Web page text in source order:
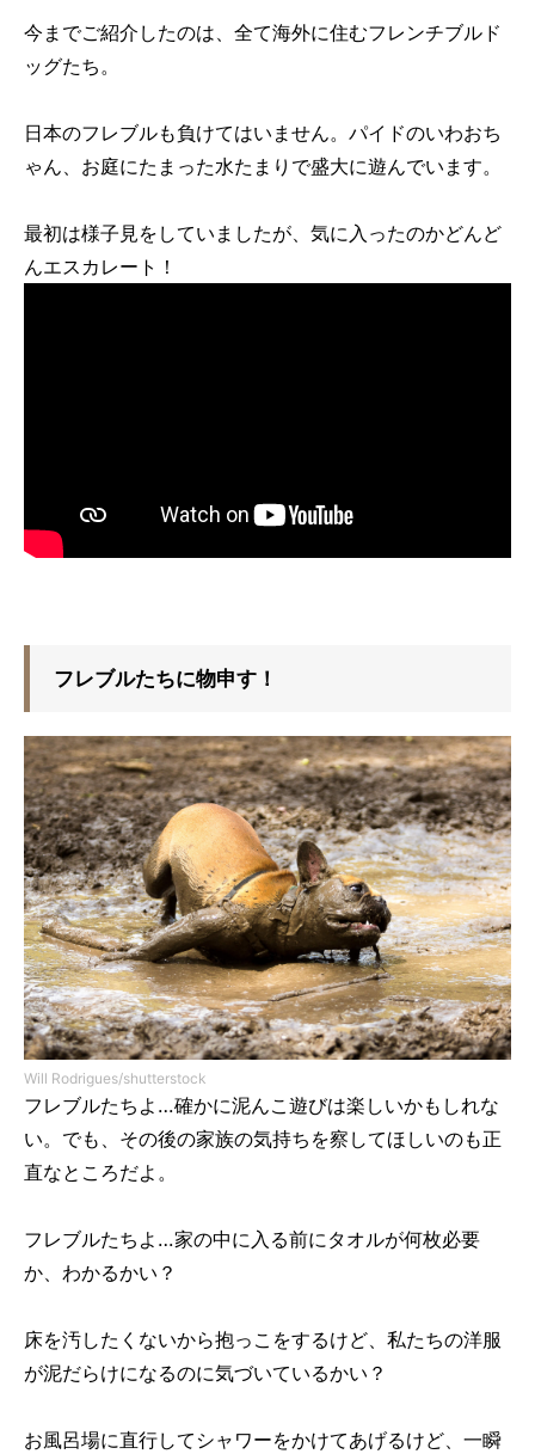
今までご紹介したのは、全て海外に住むフレンチブルド
ッグたち。
日本のフレブルも負けてはいません。パイドのいわおち
ゃん、お庭にたまった水たまりで盛大に遊んでいます。
最初は様子見をしていましたが、気に入ったのかどんど
んエスカレート！
フレブルたちに物申す！
Will Rodrigues/shutterstock
フレブルたちよ…確かに泥んこ遊びは楽しいかもしれな
い。でも、その後の家族の気持ちを察してほしいのも正
直なところだよ。
フレブルたちよ…家の中に入る前にタオルが何枚必要
か、わかるかい？
床を汚したくないから抱っこをするけど、私たちの洋服
が泥だらけになるのに気づいているかい？
お風呂場に直行してシャワーをかけてあげるけど、一瞬